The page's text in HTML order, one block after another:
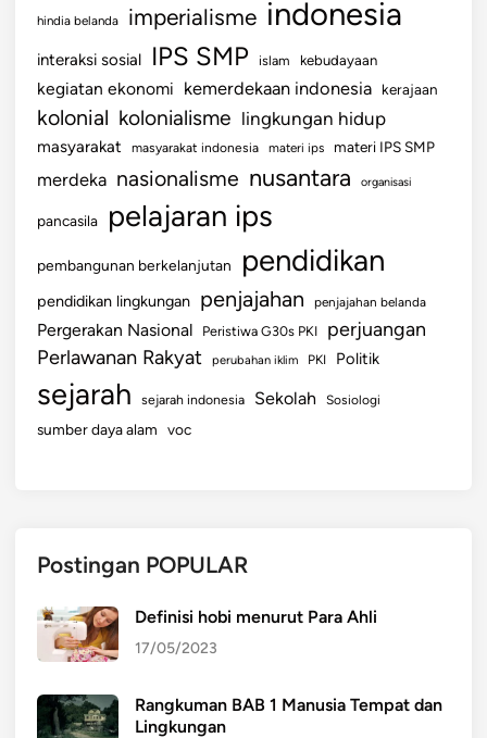
hindia belanda imperialisme indonesia
interaksi sosial IPS SMP islam kebudayaan
kegiatan ekonomi kemerdekaan indonesia kerajaan
kolonial kolonialisme lingkungan hidup
masyarakat masyarakat indonesia materi ips materi IPS SMP
merdeka nasionalisme nusantara organisasi
pancasila pelajaran ips
pembangunan berkelanjutan pendidikan
pendidikan lingkungan penjajahan penjajahan belanda
Pergerakan Nasional Peristiwa G30s PKI perjuangan
Perlawanan Rakyat perubahan iklim PKI Politik
sejarah sejarah indonesia Sekolah Sosiologi
sumber daya alam voc
Postingan POPULAR
Definisi hobi menurut Para Ahli
17/05/2023
Rangkuman BAB 1 Manusia Tempat dan
Lingkungan